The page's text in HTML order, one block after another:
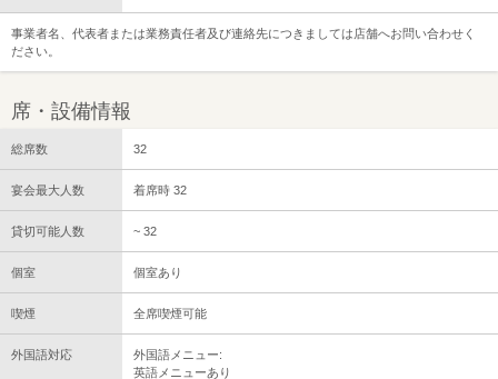
事業者名、代表者または業務責任者及び連絡先につきましては店舗へお問い合わせく
ださい。
席・設備情報
総席数 32
宴会最大人数 着席時 32
貸切可能人数 ~ 32
個室 個室あり
喫煙 全席喫煙可能
外国語対応
外国語メニュー:
英語メニューあり